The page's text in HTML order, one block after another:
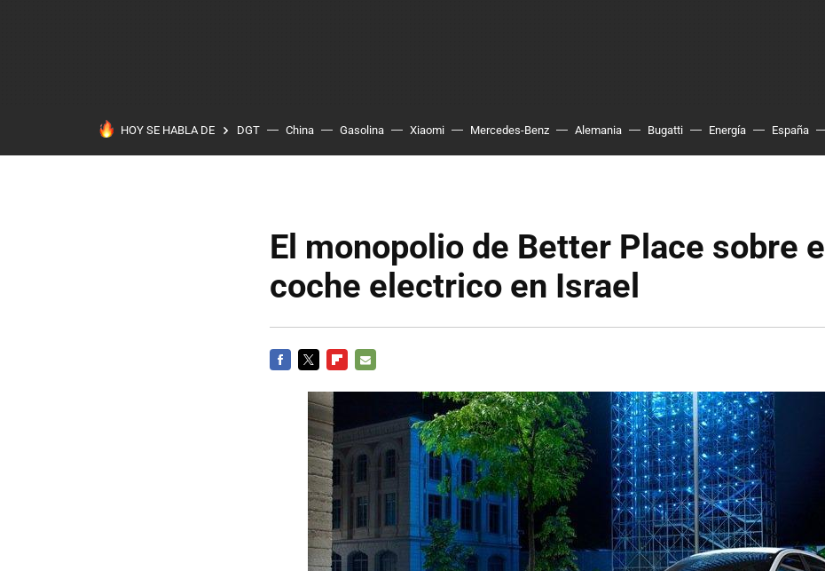
HOY SE HABLA DE DGT China Gasolina Xiaomi Mercedes-Benz Alemania Bugatti Energía España
El monopolio de Better Place sobre el
coche electrico en Israel